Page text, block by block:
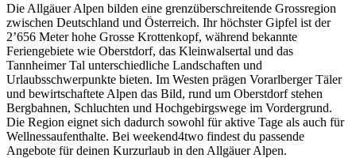
Die Allgäuer Alpen bilden eine grenzüberschreitende Grossregion
zwischen Deutschland und Österreich. Ihr höchster Gipfel ist der
2’656 Meter hohe Grosse Krottenkopf, während bekannte
Feriengebiete wie Oberstdorf, das Kleinwalsertal und das
Tannheimer Tal unterschiedliche Landschaften und
Urlaubsschwerpunkte bieten. Im Westen prägen Vorarlberger Täler
und bewirtschaftete Alpen das Bild, rund um Oberstdorf stehen
Bergbahnen, Schluchten und Hochgebirgswege im Vordergrund.
Die Region eignet sich dadurch sowohl für aktive Tage als auch für
Wellnessaufenthalte. Bei weekend4two findest du passende
Angebote für deinen Kurzurlaub in den Allgäuer Alpen.